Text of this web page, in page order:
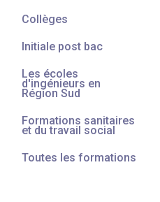
Collèges
Initiale post bac
Les écoles
d'ingénieurs en
Région Sud
Formations sanitaires
et du travail social
Toutes les formations